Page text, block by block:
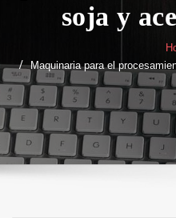
soja y
Maquinaria para el